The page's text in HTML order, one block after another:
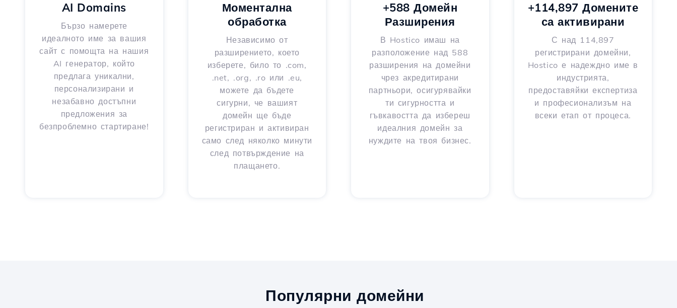
AI Domains
Бързо намерете
идеалното име за вашия
сайт с помощта на нашия
AI генератор, който
предлага уникални,
персонализирани и
незабавно достъпни
предложения за
безпроблемно стартиране!
Моментална
обработка
Независимо от
разширението, което
изберете, било то .com,
.net, .org, .ro или .eu,
можете да бъдете
сигурни, че вашият
домейн ще бъде
регистриран и активиран
само след няколко минути
след потвърждение на
плащането.
+588 Домейн
Разширения
В Hostico имаш на
разположение над 588
разширения на домейни
чрез акредитирани
партньори, осигурявайки
ти сигурността и
гъвкавостта да избереш
идеалния домейн за
нуждите на твоя бизнес.
+114,897 Домените
са активирани
С над 114,897
регистрирани домейни,
Hostico е надеждно име в
индустрията,
предоставяйки експертиза
и професионализъм на
всеки етап от процеса.
Популярни домейни